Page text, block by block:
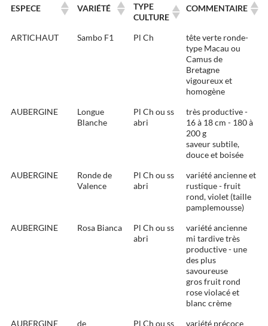
ESPECE VARIÉTÉ
TYPE
CULTURE
COMMENTAIRE
ARTICHAUT Sambo F1 Pl Ch
tête verte ronde-
type Macau ou
Camus de
Bretagne 
vigoureux et
homogène
AUBERGINE
Longue
Blanche
Pl Ch ou ss
abri
très productive -
16 à 18 cm - 180 à
200 g
saveur subtile,
douce et boisée
AUBERGINE
Ronde de
Valence
Pl Ch ou ss
abri
variété ancienne et
rustique - fruit
rond, violet (taille
pamplemousse)
AUBERGINE
Rosa Bianca
Pl Ch ou ss
abri
variété ancienne
mi tardive très
productive - une
des plus
savoureuse
gros fruit rond
rose violacé et
blanc crème
AUBERGINE
de Pl Ch ou ss variété précoce 